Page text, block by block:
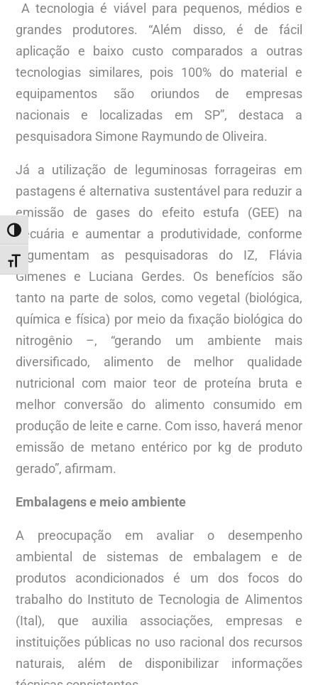
ALTERNAR ALTO CONTRASTE
ALTERNAR TAMANHO DA FONTE
A tecnologia é viável para pequenos, médios e
grandes produtores. “Além disso, é de fácil
aplicação e baixo custo comparados a outras
tecnologias similares, pois 100% do material e
equipamentos são oriundos de empresas
nacionais e localizadas em SP”, destaca a
pesquisadora Simone Raymundo de Oliveira.
Já a utilização de leguminosas forrageiras em
pastagens é alternativa sustentável para reduzir a
emissão de gases do efeito estufa (GEE) na
pecuária e aumentar a produtividade, conforme
argumentam as pesquisadoras do IZ, Flávia
Gimenes e Luciana Gerdes. Os benefícios são
tanto na parte de solos, como vegetal (biológica,
química e física) por meio da fixação biológica do
nitrogênio –, “gerando um ambiente mais
diversificado, alimento de melhor qualidade
nutricional com maior teor de proteína bruta e
melhor conversão do alimento consumido em
produção de leite e carne. Com isso, haverá menor
emissão de metano entérico por kg de produto
gerado”, afirmam.
Embalagens e meio ambiente
A preocupação em avaliar o desempenho
ambiental de sistemas de embalagem e de
produtos acondicionados é um dos focos do
trabalho do Instituto de Tecnologia de Alimentos
(Ital), que auxilia associações, empresas e
instituições públicas no uso racional dos recursos
naturais, além de disponibilizar informações